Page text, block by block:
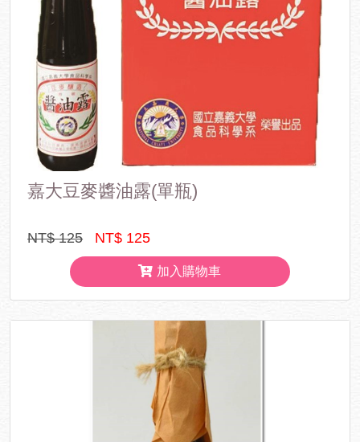
嘉大豆麥醬油露(單瓶)
NT$ 125 NT$ 125
加入購物車